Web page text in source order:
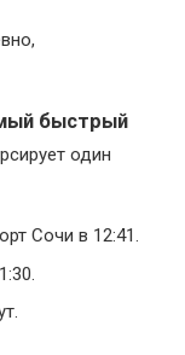
быстрый
один
Сочи в 12:41.